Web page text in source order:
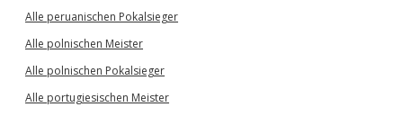
Alle peruanischen Pokalsieger
Alle polnischen Meister
Alle polnischen Pokalsieger
Alle portugiesischen Meister